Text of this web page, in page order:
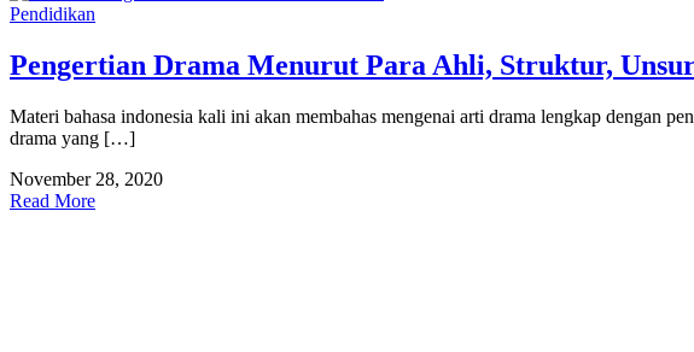
Pendidikan
Pengertian Drama Menurut Para Ahli, Struktur,
Materi bahasa indonesia kali ini akan membahas mengenai arti drama lengkap dengan
drama yang […]
November 28, 2020
Read More